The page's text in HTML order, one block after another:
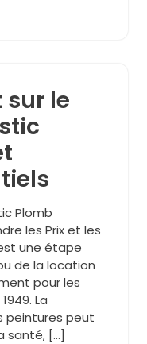
le
Plomb
les Prix et les
une étape
de la location
pour les
La
peintures peut
santé, […]